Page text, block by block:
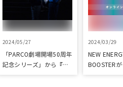
2024/05/27
「PARCO劇場開場50周年
記念シリーズ」から『ラ
2024/03/29
NEW
BOOSTER